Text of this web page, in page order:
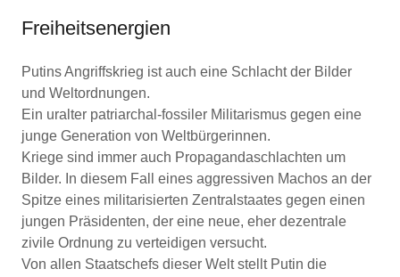
Freiheitsenergien
Putins Angriffskrieg ist auch eine Schlacht der Bilder
und Weltordnungen.
Ein uralter patriarchal-fossiler Militarismus gegen eine
junge Generation von Weltbürgerinnen.
Kriege sind immer auch Propagandaschlachten um
Bilder. In diesem Fall eines aggressiven Machos an der
Spitze eines militarisierten Zentralstaates gegen einen
jungen Präsidenten, der eine neue, eher dezentrale
zivile Ordnung zu verteidigen versucht.
Von allen Staatschefs dieser Welt stellt Putin die